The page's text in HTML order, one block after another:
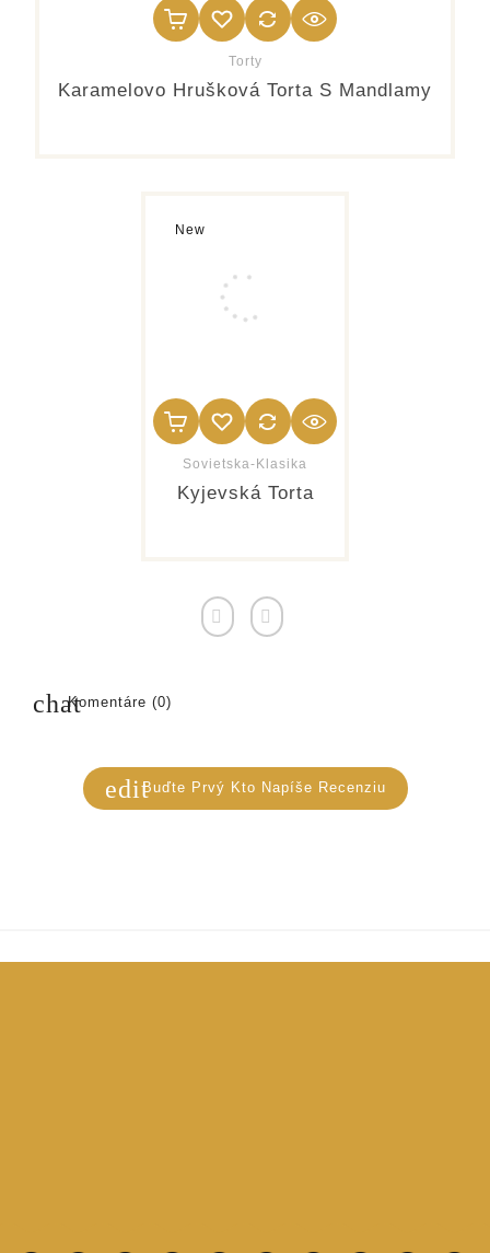
Torty
Karamelovo Hrušková Torta S Mandlamy
New
Sovietska-Klasika
Kyjevská Torta
chatKomentáre (0)
editBuďte Prvý Kto Napíše Recenziu